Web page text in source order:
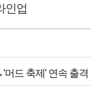
인업
드 축제' 연속 출격